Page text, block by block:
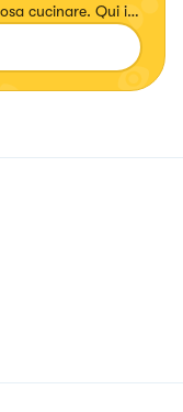
cucinare. Qui i
calore ed